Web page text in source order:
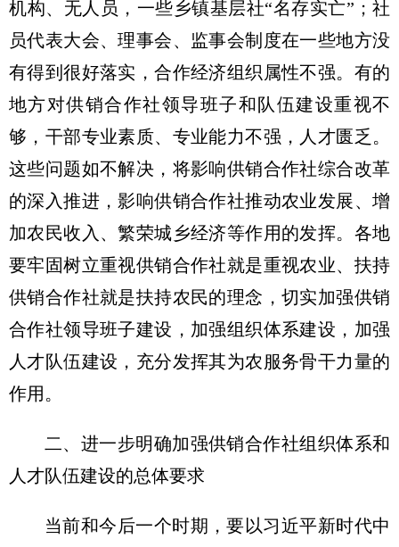
机构、无人员，一些乡镇基层社“名存实亡”；社
员代表大会、理事会、监事会制度在一些地方没
有得到很好落实，合作经济组织属性不强。有的
地方对供销合作社领导班子和队伍建设重视不
够，干部专业素质、专业能力不强，人才匮乏。
这些问题如不解决，将影响供销合作社综合改革
的深入推进，影响供销合作社推动农业发展、增
加农民收入、繁荣城乡经济等作用的发挥。各地
要牢固树立重视供销合作社就是重视农业、扶持
供销合作社就是扶持农民的理念，切实加强供销
合作社领导班子建设，加强组织体系建设，加强
人才队伍建设，充分发挥其为农服务骨干力量的
作用。
二、进一步明确加强供销合作社组织体系和
人才队伍建设的总体要求
当前和今后一个时期，要以习近平新时代中